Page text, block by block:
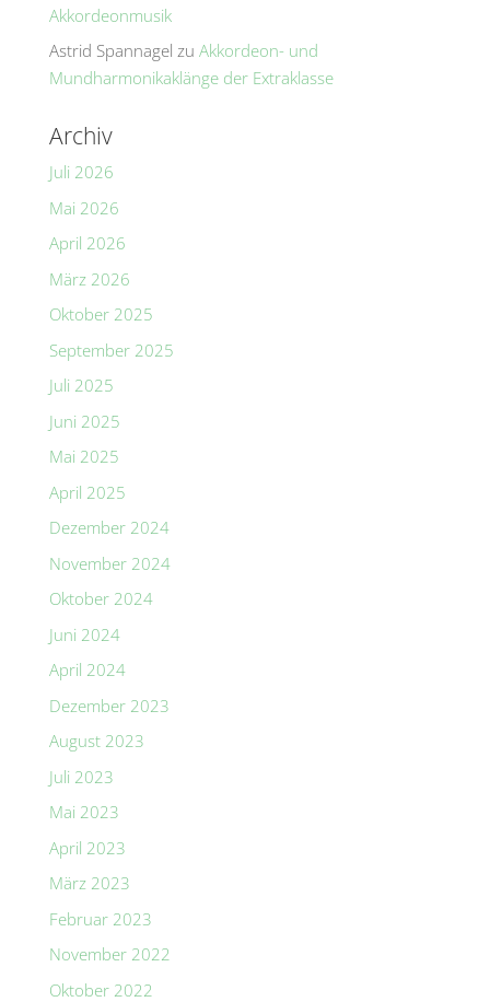
Akkordeonmusik
Astrid Spannagel zu Akkordeon- und
Mundharmonikaklänge der Extraklasse
Archiv
Juli 2026
Mai 2026
April 2026
März 2026
Oktober 2025
September 2025
Juli 2025
Juni 2025
Mai 2025
April 2025
Dezember 2024
November 2024
Oktober 2024
Juni 2024
April 2024
Dezember 2023
August 2023
Juli 2023
Mai 2023
April 2023
März 2023
Februar 2023
November 2022
Oktober 2022